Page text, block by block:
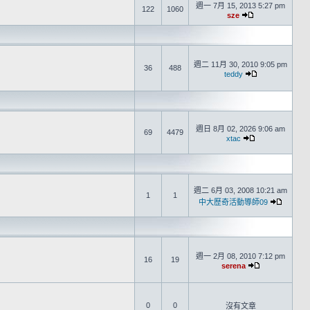
122 1060
週一 7月 15, 2013 5:27 pm
sze
36 488
週二 11月 30, 2010 9:05 pm
teddy
69 4479
週日 8月 02, 2026 9:06 am
xtac
1 1
週二 6月 03, 2008 10:21 am
中大歷奇活動導師09
16 19
週一 2月 08, 2010 7:12 pm
serena
0 0 沒有文章